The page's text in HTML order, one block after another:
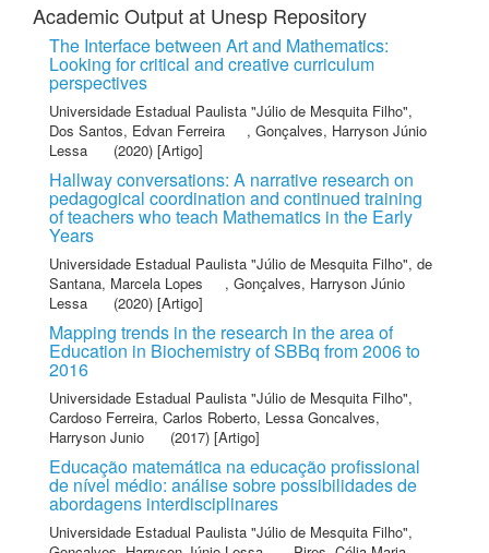
Academic Output at Unesp Repository
The Interface between Art and Mathematics:
Looking for critical and creative curriculum
perspectives
Universidade Estadual Paulista "Júlio de Mesquita Filho",
Dos Santos, Edvan Ferreira
, Gonçalves, Harryson Júnio
Lessa
(2020) [Artigo]
Hallway conversations: A narrative research on
pedagogical coordination and continued training
of teachers who teach Mathematics in the Early
Years
Universidade Estadual Paulista "Júlio de Mesquita Filho", de
Santana, Marcela Lopes
, Gonçalves, Harryson Júnio
Lessa
(2020) [Artigo]
Mapping trends in the research in the area of
Education in Biochemistry of SBBq from 2006 to
2016
Universidade Estadual Paulista "Júlio de Mesquita Filho",
Cardoso Ferreira, Carlos Roberto, Lessa Goncalves,
Harryson Junio
(2017) [Artigo]
Educação matemática na educação profissional
de nível médio: análise sobre possibilidades de
abordagens interdisciplinares
Universidade Estadual Paulista "Júlio de Mesquita Filho",